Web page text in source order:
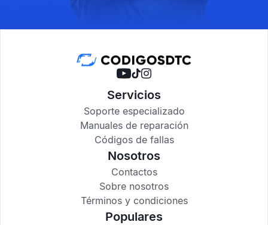
Servicios
Soporte especializado
Manuales de reparación
Códigos de fallas
Nosotros
Contactos
Sobre nosotros
Términos y condiciones
Populares